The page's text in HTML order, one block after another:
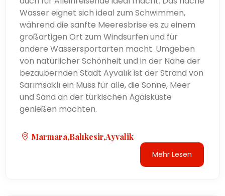
Wasser eignet sich ideal zum Schwimmen,
während die sanfte Meeresbrise es zu einem
großartigen Ort zum Windsurfen und für
andere Wassersportarten macht. Umgeben
von natürlicher Schönheit und in der Nähe der
bezaubernden Stadt Ayvalık ist der Strand von
Sarımsaklı ein Muss für alle, die Sonne, Meer
und Sand an der türkischen Ägäisküste
genießen möchten.
Marmara,Balıkesir,Ayvalik
Mehr Lesen